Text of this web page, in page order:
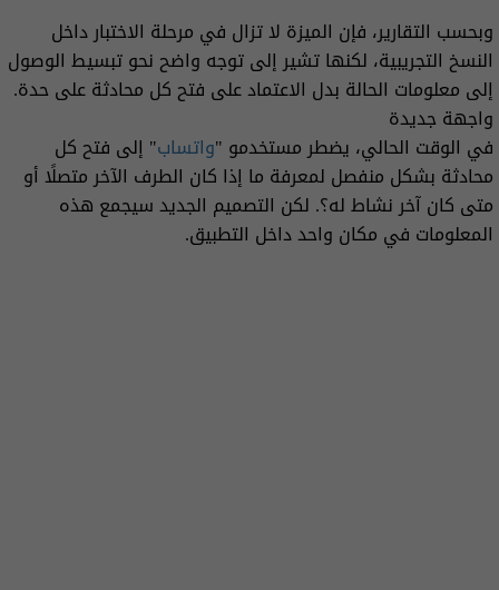
وبحسب التقارير، فإن الميزة لا تزال في مرحلة الاختبار داخل
النسخ التجريبية، لكنها تشير إلى توجه واضح نحو تبسيط الوصول
إلى معلومات الحالة بدل الاعتماد على فتح كل محادثة على حدة.
واجهة جديدة
في الوقت الحالي، يضطر مستخدمو "واتساب" إلى فتح كل
محادثة بشكل منفصل لمعرفة ما إذا كان الطرف الآخر متصلًا أو
متى كان آخر نشاط له؟. لكن التصميم الجديد سيجمع هذه
المعلومات في مكان واحد داخل التطبيق.